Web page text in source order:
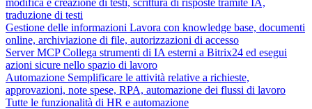
modifica e creazione di testi, scrittura di risposte tramite IA,
traduzione di testi
Gestione delle informazioni Lavora con knowledge base, documenti
online, archiviazione di file, autorizzazioni di accesso
Server MCP Collega strumenti di IA esterni a Bitrix24 ed esegui
azioni sicure nello spazio di lavoro
Automazione Semplificare le attività relative a richieste,
approvazioni, note spese, RPA, automazione dei flussi di lavoro
Tutte le funzionalità di HR e automazione